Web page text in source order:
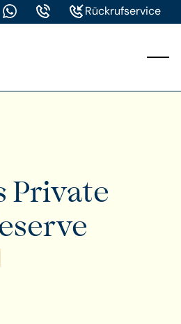
Rückrufservice
Private